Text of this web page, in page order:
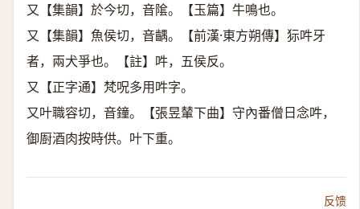
又【集韻】於今切，音隂。【玉篇】牛鳴也。
又【集韻】魚侯切，音齵。【前漢·東方朔傳】狋吽牙
者，兩犬爭也。【註】吽，五侯反。
又【正字通】梵呪多用吽字。
又叶職容切，音鐘。【張昱輦下曲】守內番僧日念吽，
御㕑酒肉按時供。叶下重。
反馈